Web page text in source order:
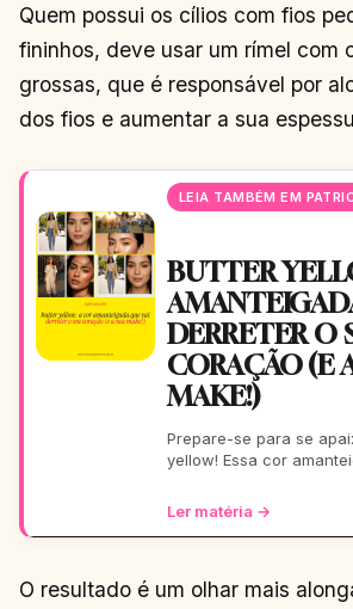
Quem possui os cílios com fios
fininhos, deve usar um rímel com
grossas, que é responsável por
dos fios e aumentar a sua
LEIA TAMBÉM EM
BUTTER
DERRETER O
CORAÇÃO (E
MAKE!)
Prepare-se para se
yellow! Essa cor
para todas as su
Ler matéria →
O resultado é um olhar mais